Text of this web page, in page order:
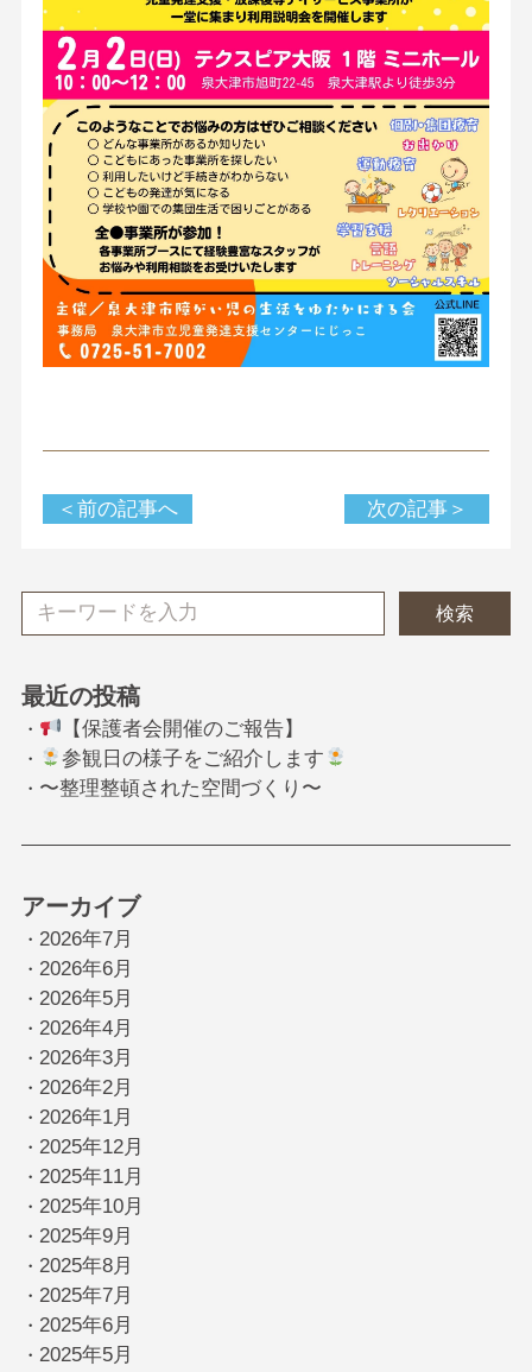
＜前の記事へ 次の記事＞
検索
最近の投稿
・ 【保護者会開催のご報告】
・ 参観日の様子をご紹介します
・ 〜整理整頓された空間づくり〜
アーカイブ
・ 2026年7月
・ 2026年6月
・ 2026年5月
・ 2026年4月
・ 2026年3月
・ 2026年2月
・ 2026年1月
・ 2025年12月
・ 2025年11月
・ 2025年10月
・ 2025年9月
・ 2025年8月
・ 2025年7月
・ 2025年6月
・ 2025年5月